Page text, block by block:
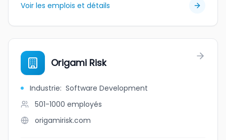
Voir les emplois et détails
Origami Risk
Industrie: Software Development
501-1000 employés
origamirisk.com